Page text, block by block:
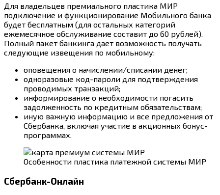
Для владельцев премиального пластика МИР
подключение и функционирование Мобильного банка
будет бесплатным (для остальных категорий
ежемесячное обслуживание составит до 60 рублей).
Полный пакет банкинга дает возможность получать
следующие извещения по мобильному:
оповещения о начислении/списании денег;
одноразовые код-пароли для подтверждения
проводимых транзакций;
информирование о необходимости погасить
задолженность по кредитным обязательствам;
иную важную информацию и все предложения от
Сбербанка, включая участие в акционных бонус-
программах.
Особенности пластика платежной системы МИР
Сбербанк-Онлайн